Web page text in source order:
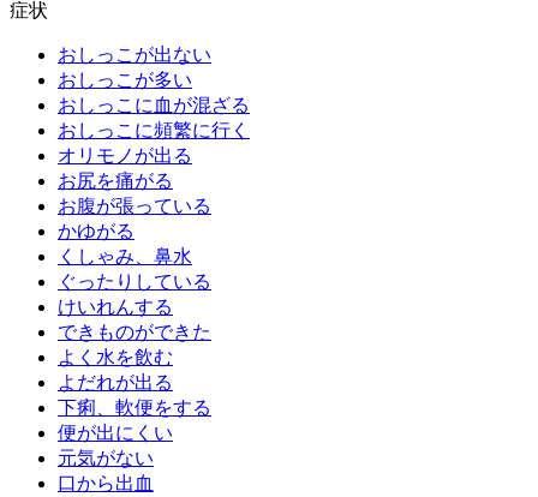
症状
おしっこが出ない
おしっこが多い
おしっこに血が混ざる
おしっこに頻繁に行く
オリモノが出る
お尻を痛がる
お腹が張っている
かゆがる
くしゃみ、鼻水
ぐったりしている
けいれんする
できものができた
よく水を飲む
よだれが出る
下痢、軟便をする
便が出にくい
元気がない
口から出血